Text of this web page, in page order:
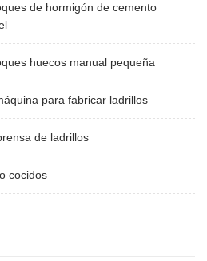
de hormigón de cemento
huecos manual pequeña
para fabricar ladrillos
de ladrillos
cocidos